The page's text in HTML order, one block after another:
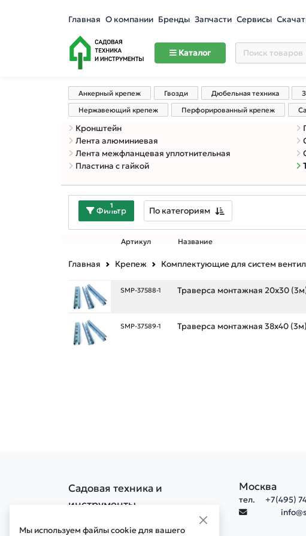
Главная О компании Бренды Запчасти Сервисы
Каталог
Анкерный крепеж Гвозди Дюбельная техника
Нержавеющий крепеж
Перфорированный крепеж
Кронштейн
Лента алюминиевая
Лента межфланцевая уплотнительная
Пластина с гайкой
Фильтр
1 По категориям
Артикул Название
Главная Крепеж Комплектующие для систем
SMP-37588-1 Траверса монтажная 20х30
SMP-37589-1 Траверса монтажная 38х40 (3м)
Мы используем файлы cookie для вашего
Садовая техника и
инструменты
Москва
тел.
+7(495)